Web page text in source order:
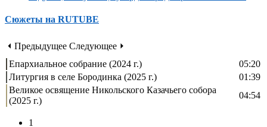
Сюжеты на RUTUBE
⏴ Предыдущее Следующее ⏵
Епархиальное собрание (2024 г.)
05:20
Литургия в селе Бородинка (2025 г.)
01:39
Великое освящение Никольского Казачьего собора
(2025 г.)
04:54
1